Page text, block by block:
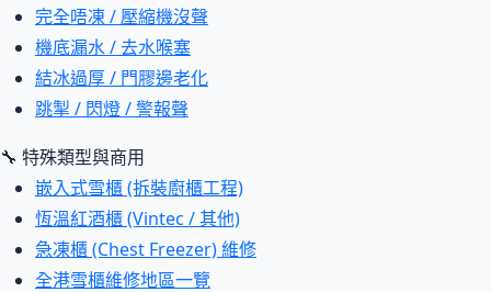
完全唔凍 / 壓縮機沒聲
機底漏水 / 去水喉塞
結冰過厚 / 門膠邊老化
跳掣 / 閃燈 / 警報聲
🔧 特殊類型與商用
嵌入式雪櫃 (拆裝廚櫃工程)
恆溫紅酒櫃 (Vintec / 其他)
急凍櫃 (Chest Freezer) 維修
全港雪櫃維修地區一覽